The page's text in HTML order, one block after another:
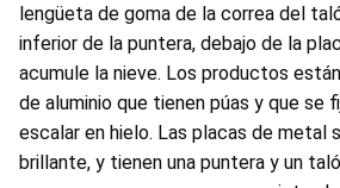
lengüeta de goma de la correa del
inferior de la puntera, debajo de la
acumule la nieve. Los productos
de aluminio que tienen púas y que se
escalar en hielo. Las placas de metal
brillante, y tienen una puntera y un